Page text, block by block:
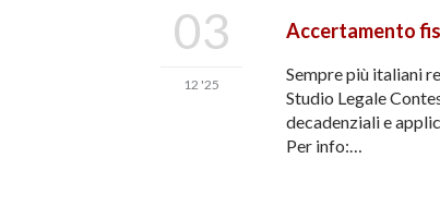
03
12 '25
Accertamento
Sempre più italiani
Studio Legale
decadenziali e
Per info:…